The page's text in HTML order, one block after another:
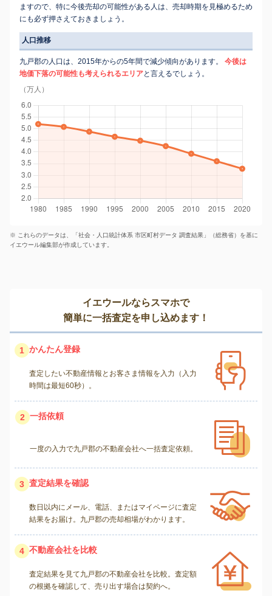
ますので、特に今後売却の可能性がある人は、売却時期を見極めるため
にも必ず押さえておきましょう。
人口推移
九戸郡の人口は、2015年からの5年間で減少傾向があります。
今後は
地価下落の可能性も考えられるエリアと言えるでしょう。
（万人）
※ これらのデータは、「社会・人口統計体系 市区町村データ 調査結果」（総務省）を基に
イエウール編集部が作成しています。
イエウールならスマホで
簡単に一括査定を申し込めます！
1 かんたん登録
査定したい不動産情報とお客さま情報を入力（入力
時間は最短60秒）。
2 一括依頼
一度の入力で九戸郡の不動産会社へ一括査定依頼。
3 査定結果を確認
数日以内にメール、電話、またはマイページに査定
結果をお届け。九戸郡の売却相場がわかります。
4 不動産会社を比較
査定結果を見て九戸郡の不動産会社を比較。査定額
の根拠を確認して、売り出す場合は契約へ。